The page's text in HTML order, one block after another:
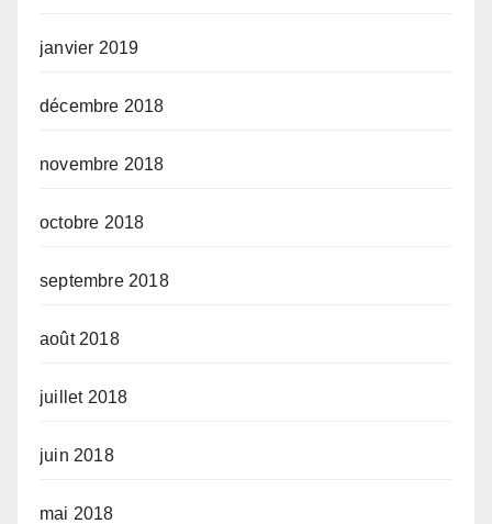
janvier 2019
décembre 2018
novembre 2018
octobre 2018
septembre 2018
août 2018
juillet 2018
juin 2018
mai 2018